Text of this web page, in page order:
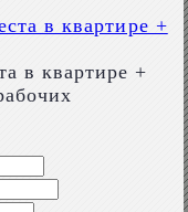
в квартире +
в квартире +